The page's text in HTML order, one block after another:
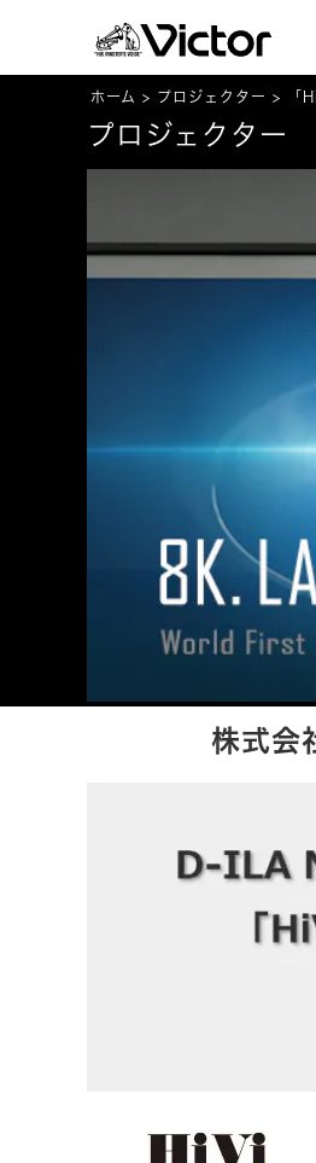
ホーム プロジェクター 「
プロジェクター
株式会